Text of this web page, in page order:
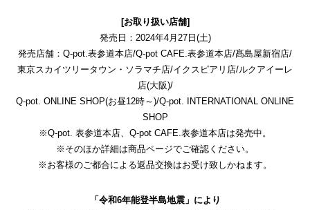
[お取り扱い店舗]
発売日：2024年4月27日(土)
発売店舗： Q-pot.表参道本店/Q-pot CAFE.表参道本店/髙島屋新宿店/
東京スカイツリータウン・ソラマチ店/イクスピアリ店/ルクアイーレ
店(大阪)/
Q-pot. ONLINE SHOP(お昼12時～)/Q-pot. INTERNATIONAL ONLINE
SHOP
※Q-pot. 表参道本店、Q-pot CAFE.表参道本店は発売中。
※そのほか詳細は商品ページでご確認ください。
※お客様のご都合による返品交換はお受け致しかねます。
「令和6年能登半島地震」により